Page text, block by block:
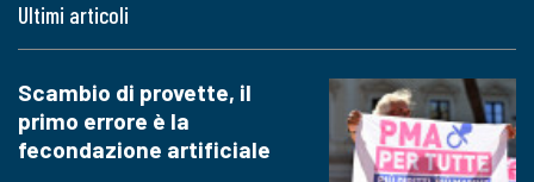
Ultimi articoli
Scambio di provette, il
primo errore è la
fecondazione artificiale